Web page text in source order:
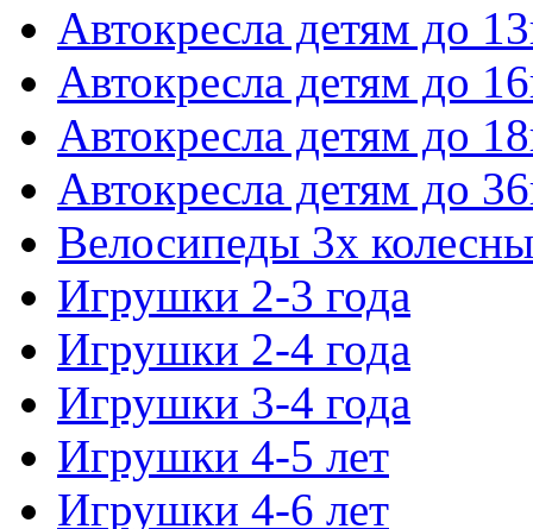
Автокресла детям до
Автокресла детям до
Автокресла детям до
Автокресла детям до
Велосипеды 3х
Игрушки 2-3 года
Игрушки 2-4 года
Игрушки 3-4 года
Игрушки 4-5 лет
Игрушки 4-6 лет